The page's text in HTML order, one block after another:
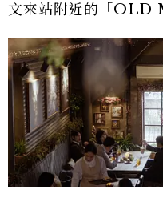
文來站附近的「OLD